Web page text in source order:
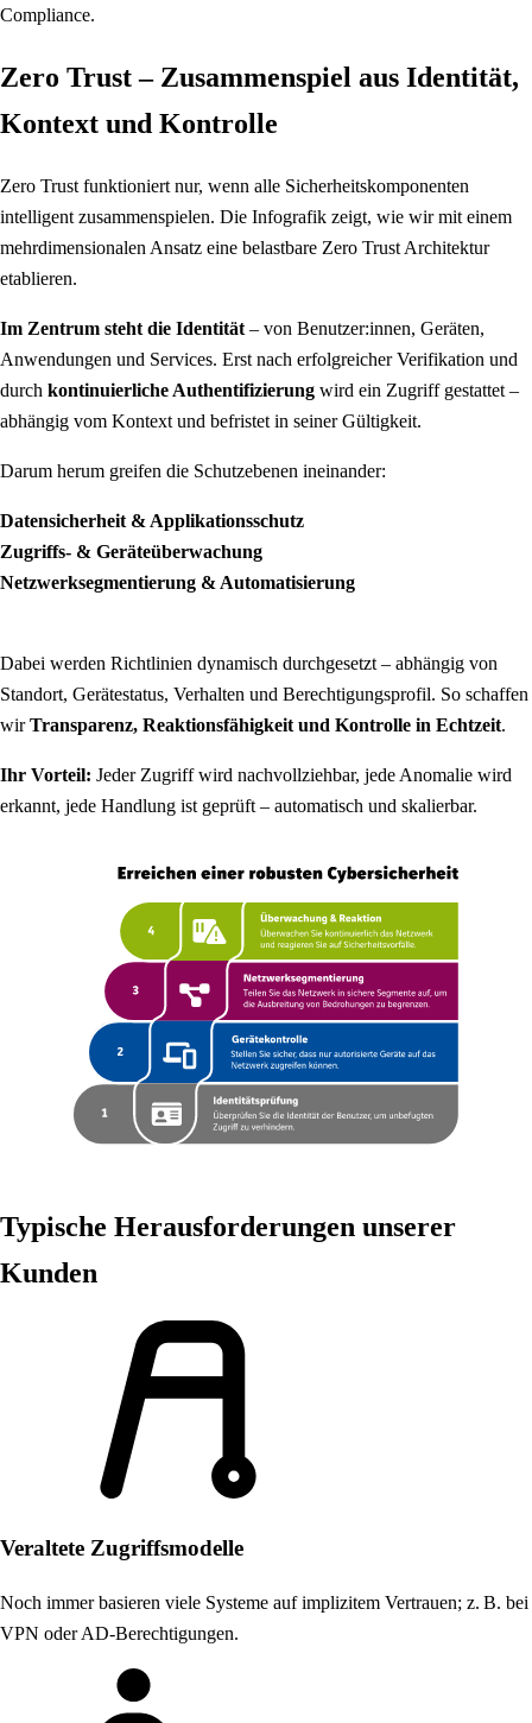
Compliance.
Zero Trust – Zusammenspiel aus Identität,
Kontext und Kontrolle
Zero Trust funktioniert nur, wenn alle Sicherheitskomponenten
intelligent zusammenspielen. Die Infografik zeigt, wie wir mit einem
mehrdimensionalen Ansatz eine belastbare Zero Trust Architektur
etablieren.
Im Zentrum steht die Identität – von Benutzer:innen, Geräten,
Anwendungen und Services. Erst nach erfolgreicher Verifikation und
durch kontinuierliche Authentifizierung wird ein Zugriff gestattet –
abhängig vom Kontext und befristet in seiner Gültigkeit.
Darum herum greifen die Schutzebenen ineinander:
Datensicherheit & Applikationsschutz
Zugriffs- & Geräteüberwachung
Netzwerksegmentierung & Automatisierung
Dabei werden Richtlinien dynamisch durchgesetzt – abhängig von
Standort, Gerätestatus, Verhalten und Berechtigungsprofil. So schaffen
wirTransparenz, Reaktionsfähigkeit und Kontrolle in Echtzeit.
Ihr Vorteil: Jeder Zugriff wird nachvollziehbar, jede Anomalie wird
erkannt, jede Handlung ist geprüft – automatisch und skalierbar.
Typische Herausforderungen unserer
Kunden
Veraltete Zugriffsmodelle
Noch immer basieren viele Systeme auf implizitem Vertrauen; z. B. bei
VPN oder AD-Berechtigungen.